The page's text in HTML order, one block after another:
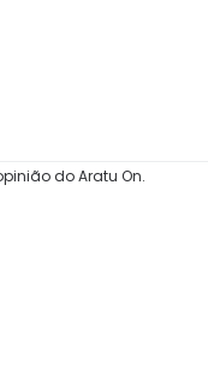
do Aratu On.